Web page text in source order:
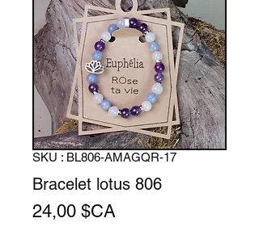
SKU : BL806-AMAGQR-17
Bracelet lotus 806
24,00 $CA